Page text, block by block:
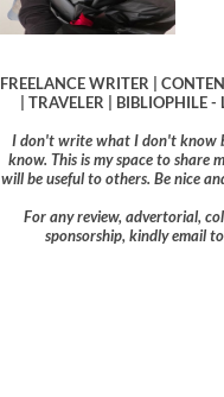
FREELANCE WRITER |
| TRAVELER | BIBLIOPHILE
I don't write what I don't know
know. This is my space to share
will be useful to others. Be nice
For any review, advertorial,
sponsorship, kindly email to